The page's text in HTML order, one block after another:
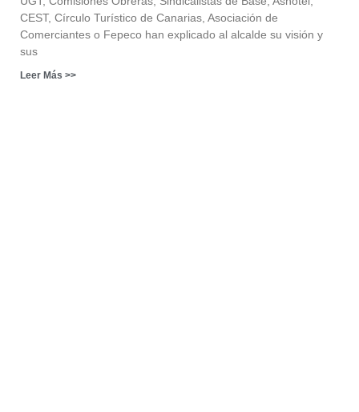
CEST, Círculo Turístico de Canarias, Asociación de
Comerciantes o Fepeco han explicado al alcalde su visión y
sus
Leer Más >>